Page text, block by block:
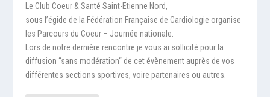
Le Club Coeur & Santé Saint-Etienne Nord,
sous l’égide de la Fédération Française de Cardiologie organise
les Parcours du Coeur – Journée nationale.
Lors de notre dernière rencontre je vous ai sollicité pour la
diffusion “sans modération“ de cet évènement auprès de vos
différentes sections sportives, voire partenaires ou autres.